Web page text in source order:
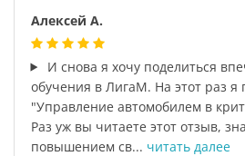
Алексей А.
И снова я хочу поделиться
обучения в ЛигаМ. На этот раз я
"Управление автомобилем в
Раз уж вы читаете этот отзыв,
повышением св... читать далее